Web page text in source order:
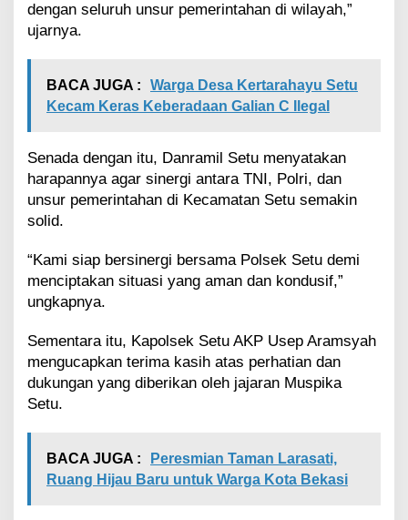
dengan seluruh unsur pemerintahan di wilayah,”
ujarnya.
BACA JUGA :
Warga Desa Kertarahayu Setu
Kecam Keras Keberadaan Galian C Ilegal
Senada dengan itu, Danramil Setu menyatakan
harapannya agar sinergi antara TNI, Polri, dan
unsur pemerintahan di Kecamatan Setu semakin
solid.
“Kami siap bersinergi bersama Polsek Setu demi
menciptakan situasi yang aman dan kondusif,”
ungkapnya.
Sementara itu, Kapolsek Setu AKP Usep Aramsyah
mengucapkan terima kasih atas perhatian dan
dukungan yang diberikan oleh jajaran Muspika
Setu.
BACA JUGA :
Peresmian Taman Larasati,
Ruang Hijau Baru untuk Warga Kota Bekasi